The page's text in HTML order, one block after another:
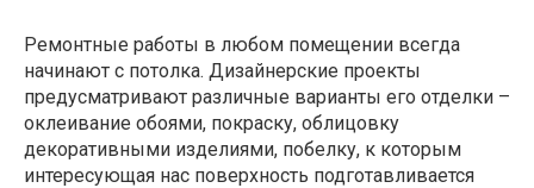
Ремонтные работы в любом помещении всегда
начинают с потолка. Дизайнерские проекты
предусматривают различные варианты его отделки –
оклеивание обоями, покраску, облицовку
декоративными изделиями, побелку, к которым
интересующая нас поверхность подготавливается